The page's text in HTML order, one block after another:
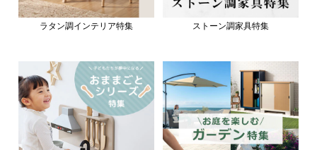
ラタン調インテリア特集 ストーン調家具特集